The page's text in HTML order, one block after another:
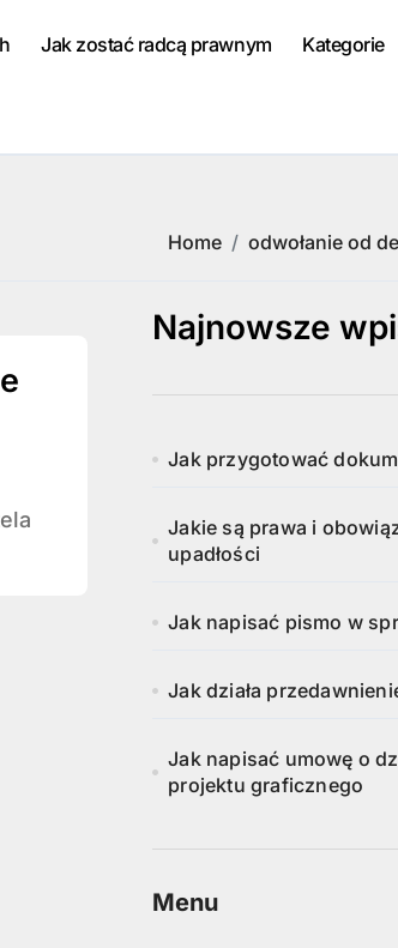
Jak zostać radcą prawnym Kategorie
Home odwołanie od
Najnowsze
Jak przygotować
Jakie są prawa i
upadłości
Jak napisać pismo w
Jak działa
Jak napisać umowę o
projektu graficznego
Menu